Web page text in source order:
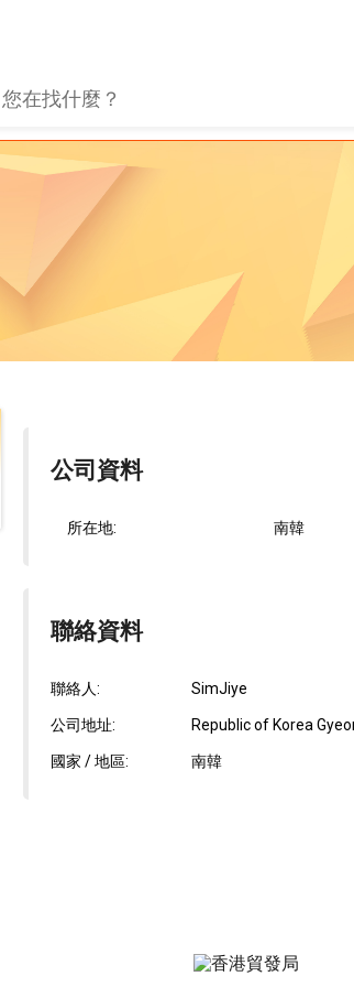
公司資料
所在地: 南韓
聯絡資料
聯絡人: SimJiye
公司地址: Republic of Korea
國家 / 地區: 南韓